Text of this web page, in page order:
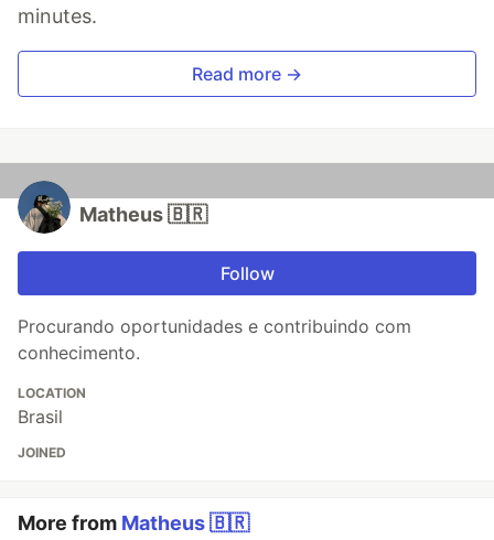
minutes.
Read more →
Matheus 🇧🇷
Follow
Procurando oportunidades e contribuindo com
conhecimento.
LOCATION
Brasil
JOINED
More from Matheus 🇧🇷